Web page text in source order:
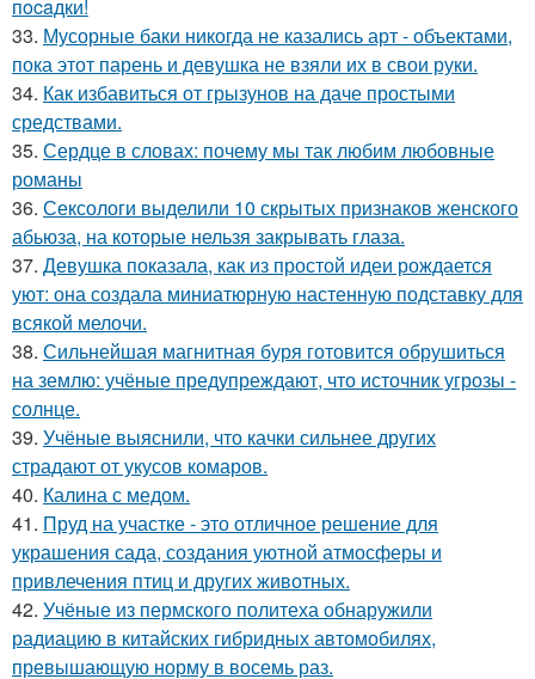
пocaдки!
33. Мусорные баки никогда не казались арт - объектами,
пока этот парень и девушка не взяли их в свои руки.
34. Как избавиться от грызунов на даче простыми
средствами.
35. Сердце в словах: почему мы так любим любовные
романы
36. Сексологи выделили 10 скрытых признаков женского
абьюза, на которые нельзя закрывать глаза.
37. Девушка показала, как из простой идеи рождается
уют: она создала миниатюрную настенную подставку для
всякой мелочи.
38. Сильнейшая магнитная буря готовится обрушиться
на землю: учёные предупреждают, что источник угрозы -
солнце.
39. Учёные выяснили, что качки сильнее других
страдают от укусов комаров.
40. Калина с медом.
41. Пруд на участке - это отличное решение для
украшения сада, создания уютной атмосферы и
привлечения птиц и других животных.
42. Учёные из пермского политеха обнаружили
радиацию в китайских гибридных автомобилях,
превышающую норму в восемь раз.